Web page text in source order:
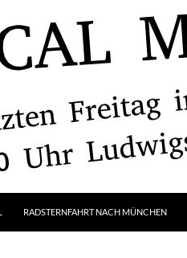
RADSTERNFAHRT NACH MÜNCHEN